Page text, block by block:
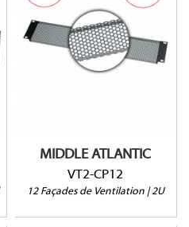
MIDDLE ATLANTIC
VT2-CP12
12 Façades de Ventilation | 2U
VT2-CP12
Lot de 12 unités